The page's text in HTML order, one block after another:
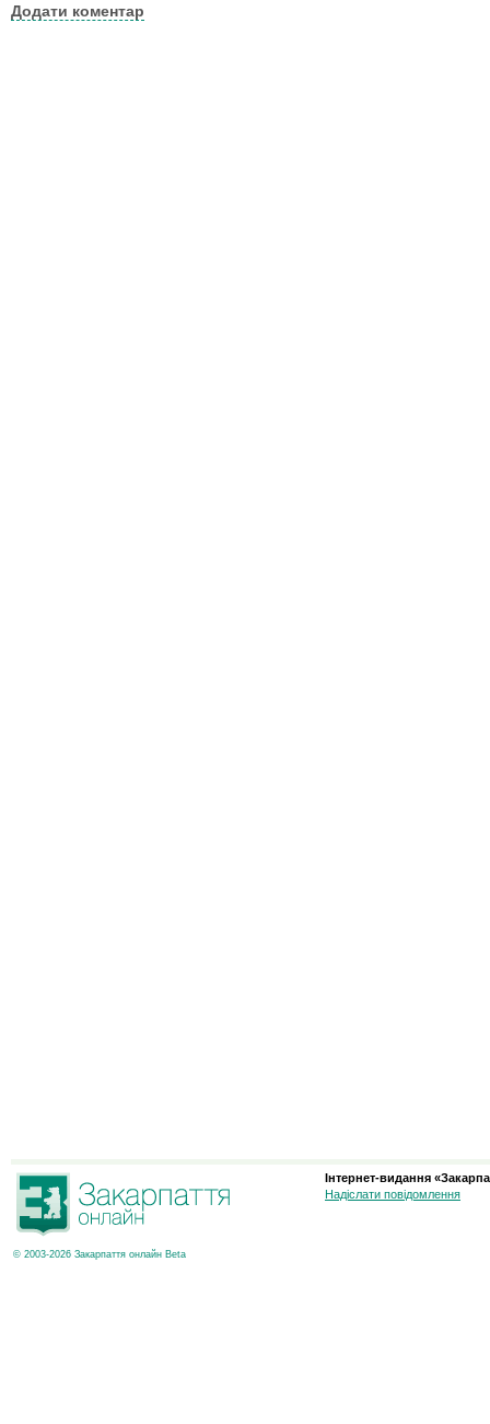
Додати коментар
© 2003-2026 Закарпаття онлайн Beta
Інтернет-видання
Надіслати повідомлення